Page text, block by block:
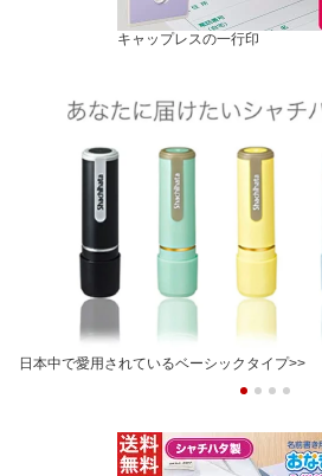
キャップレスの一行印
日本中で愛用されているベーシックタイプ>>